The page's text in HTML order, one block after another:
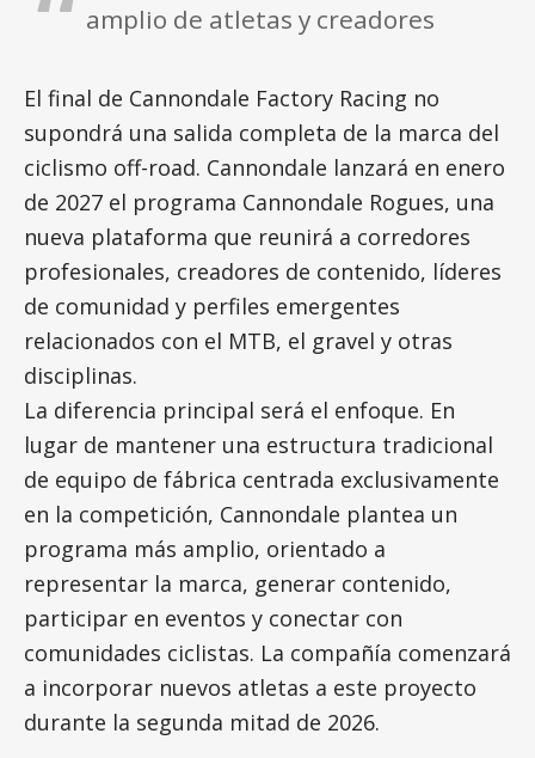
amplio de atletas y creadores
El final de Cannondale Factory Racing no
supondrá una salida completa de la marca del
ciclismo off-road. Cannondale lanzará en enero
de 2027 el programa Cannondale Rogues, una
nueva plataforma que reunirá a corredores
profesionales, creadores de contenido, líderes
de comunidad y perfiles emergentes
relacionados con el MTB, el gravel y otras
disciplinas.
La diferencia principal será el enfoque. En
lugar de mantener una estructura tradicional
de equipo de fábrica centrada exclusivamente
en la competición, Cannondale plantea un
programa más amplio, orientado a
representar la marca, generar contenido,
participar en eventos y conectar con
comunidades ciclistas. La compañía comenzará
a incorporar nuevos atletas a este proyecto
durante la segunda mitad de 2026.